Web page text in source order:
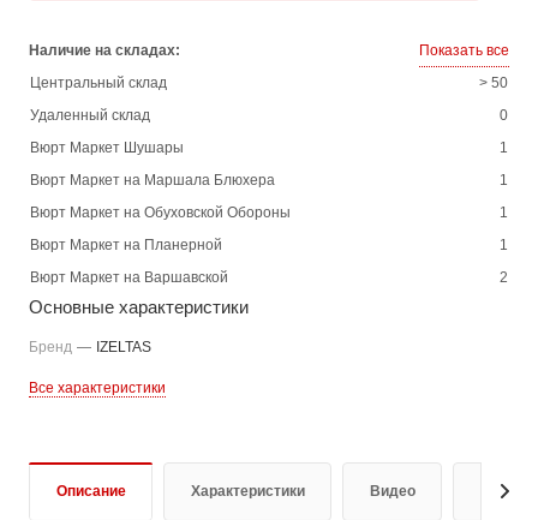
Наличие на складах:
Показать все
Центральный склад
> 50
Удаленный склад
0
Вюрт Маркет Шушары
1
Вюрт Маркет на Маршала Блюхера
1
Вюрт Маркет на Обуховской Обороны
1
Вюрт Маркет на Планерной
1
Вюрт Маркет на Варшавской
2
Основные характеристики
Бренд — IZELTAS
Все характеристики
Описание Характеристики Видео Отзывы